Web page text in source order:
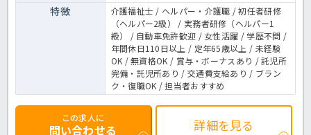
特徴
介護福祉士 / ヘルパー・介護職 / 初任者研修
（ヘルパー2級） / 実務者研修（ヘルパー1
級） / 自動車免許歓迎 / 女性活躍 / 学歴不問 /
年間休日110日以上 / 定年65歳以上 / 未経験
OK / 無資格OK / 賞与・ボーナスあり / 託児所
完備・託児所あり / 交通費支給あり / ブラン
ク・復職OK / 担当者おすすめ
この求人に
問い合わせる 詳細を見る